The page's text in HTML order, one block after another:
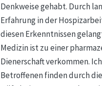
Denkweise gehabt. Durch
Erfahrung in der
diesen Erkenntnissen
Medizin ist zu einer
Dienerschaft verkommen.
Betroffenen finden durch